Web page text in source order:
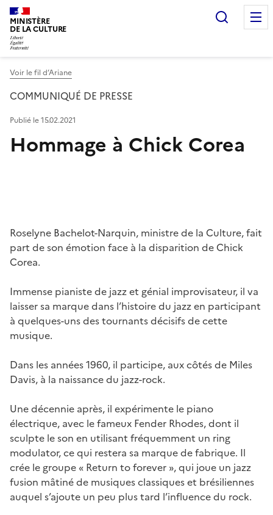
MINISTÈRE
DE LA CULTURE
Voir le fil d’Ariane
COMMUNIQUÉ DE PRESSE
Hommage à Chick Corea
Publié le 15.02.2021
Roselyne Bachelot-Narquin, ministre de la Culture, fait
part de son émotion face à la disparition de Chick
Corea.
Immense pianiste de jazz et génial improvisateur, il va
laisser sa marque dans l’histoire du jazz en participant
à quelques-uns des tournants décisifs de cette
musique.
Dans les années 1960, il participe, aux côtés de Miles
Davis, à la naissance du jazz-rock.
Une décennie après, il expérimente le piano
électrique, avec le fameux Fender Rhodes, dont il
sculpte le son en utilisant fréquemment un ring
modulator, ce qui restera sa marque de fabrique. Il
crée le groupe « Return to forever », qui joue un jazz
fusion mâtiné de musiques classiques et brésiliennes
auquel s’ajoute un peu plus tard l’influence du rock.